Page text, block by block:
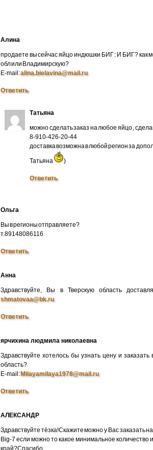
Алина
продаете вы сейчас яйцо индюшки БИГ : И БИГ? как
обл или Владимирскую?
E-mail:alina.bielavina@mail.ru
Ответить
Татьяна
можно сделать заказ на любое яйцо ,
8-910-426-20-44
доставка возможна в любой регион за
Татьяна )
Ответить
Ольга
Вы в регионы отправляете?
т.89148086116
Ответить
Анна
Здравствуйте, Вы в Тверскую область
shmatovaa@bk.ru
Ответить
ярчихина людмила николаевна
Здравствуйте хотелось бы узнать цену и
область?
E-mail:Milayamilaya1978@mail.ru
Ответить
АЛЕКСАНДР
Здравствуйте тёзка!Скажите можно у Вас заказать
Big-7 если можно то какое минимальное количество
край?Спасибо.